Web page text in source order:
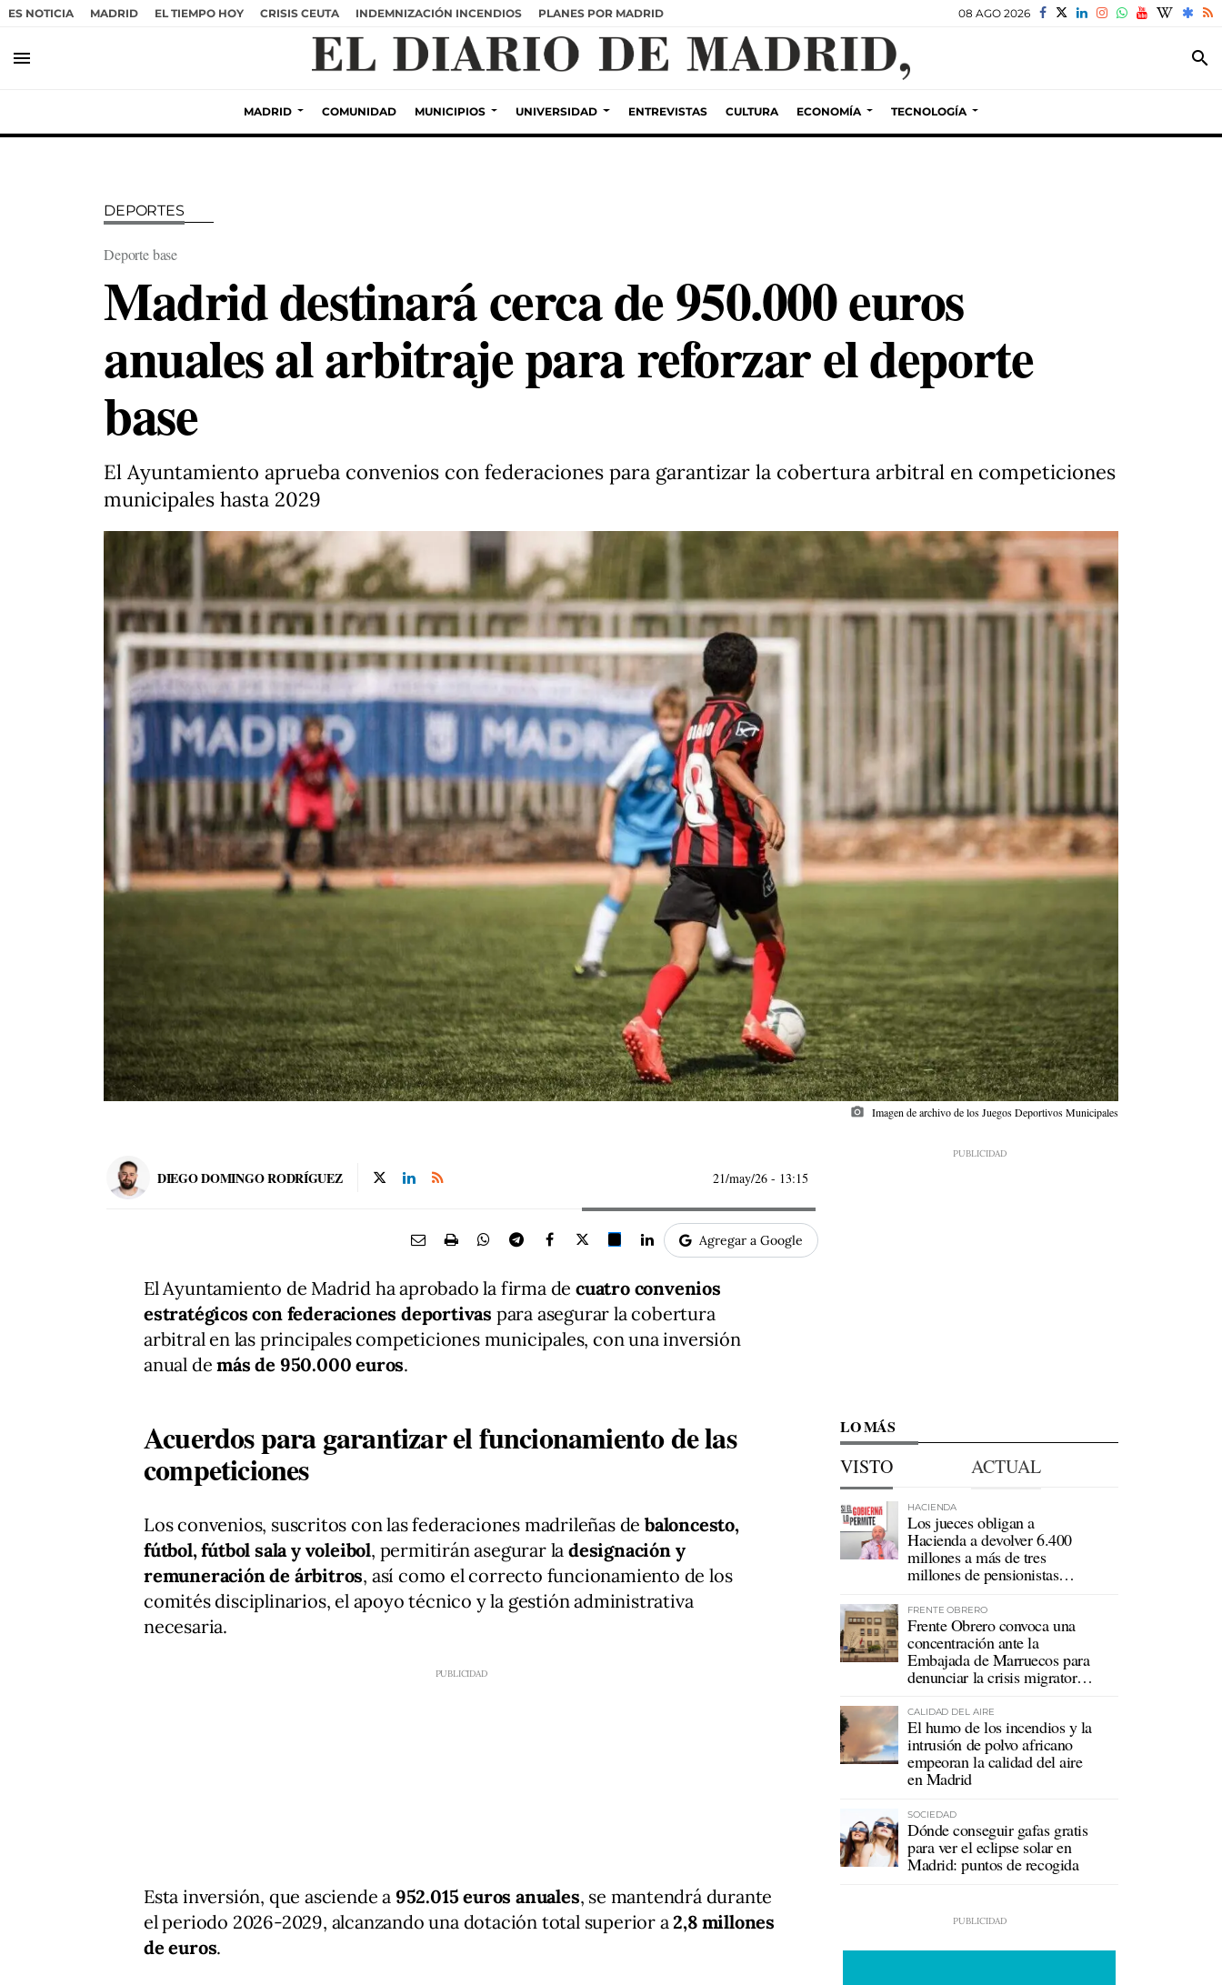
ES NOTICIA MADRID EL TIEMPO HOY CRISIS CEUTA INDEMNIZACIÓN INCENDIOS PLANES POR MADRID 08 AGO 2026
menu search
MADRID COMUNIDAD MUNICIPIOS UNIVERSIDAD ENTREVISTAS CULTURA ECONOMÍA TECNOLOGÍA
DEPORTES
Deporte base
Madrid destinará cerca de 950.000 euros
anuales al arbitraje para reforzar el deporte
base
El Ayuntamiento aprueba convenios con federaciones para garantizar la cobertura arbitral en competiciones
municipales hasta 2029
photo_camera Imagen de archivo de los Juegos Deportivos Municipales
DIEGO DOMINGO RODRÍGUEZ 21/may/26 - 13:15
Agregar a Google
El Ayuntamiento de Madrid ha aprobado la firma de cuatro convenios
estratégicos con federaciones deportivas para asegurar la cobertura
arbitral en las principales competiciones municipales, con una inversión
anual demás de 950.000 euros.
Acuerdos para garantizar el funcionamiento de las
competiciones
Los convenios, suscritos con las federaciones madrileñas de baloncesto,
fútbol, fútbol sala y voleibol, permitirán asegurar ladesignación y
remuneración de árbitros, así como el correcto funcionamiento de los
comités disciplinarios, el apoyo técnico y la gestión administrativa
necesaria.
Esta inversión, que asciende a 952.015 euros anuales, se mantendrá durante
el periodo 2026-2029, alcanzando una dotación total superior a2,8 millones
de euros.
LO MÁS
VISTO ACTUAL
HACIENDA
Los jueces obligan a
Hacienda a devolver 6.400
millones a más de tres
millones de pensionistas
FRENTE OBRERO
Frente Obrero convoca una
concentración ante la
Embajada de Marruecos para
denunciar la crisis migratoria
CALIDAD DEL AIRE
El humo de los incendios y la
intrusión de polvo africano
empeoran la calidad del aire
en Madrid
SOCIEDAD
Dónde conseguir gafas gratis
para ver el eclipse solar en
Madrid: puntos de recogida